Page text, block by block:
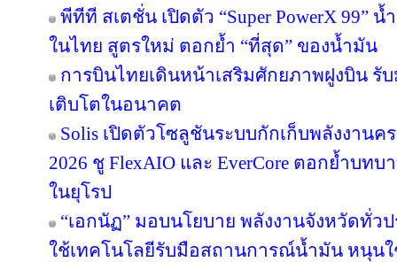
พีทีที สเตชั่น เปิดตัว “Super PowerX 99”
ในไทย สูตรใหม่ ตอกย้ำ “ที่สุด” ของน้ำมัน
การบินไทยเดินหน้าเสริมศักยภาพฝูงบิน รับ
เติบโตในอนาคต
Solis เปิดตัวโซลูชันระบบกักเก็บพลังงานคร
2026 ชู FlexAIO และ EverCore ตอกย้ำบท
ในยุโรป
“เอกนัฏ” มอบนโยบาย พลังงานจังหวัดทั่
ใช้เทคโนโลยีรับมือสถานการณ์น้ำมัน หนุนใ